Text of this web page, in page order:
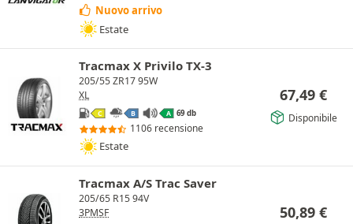
Nuovo arrivo
Estate
Tracmax X Privilo TX-3
205/55 ZR17 95W
XL
C B A 69 db
1106 recensione
Estate
67,49 €
Disponibile
Tracmax A/S Trac Saver
205/65 R15 94V
3PMSF
50,89 €